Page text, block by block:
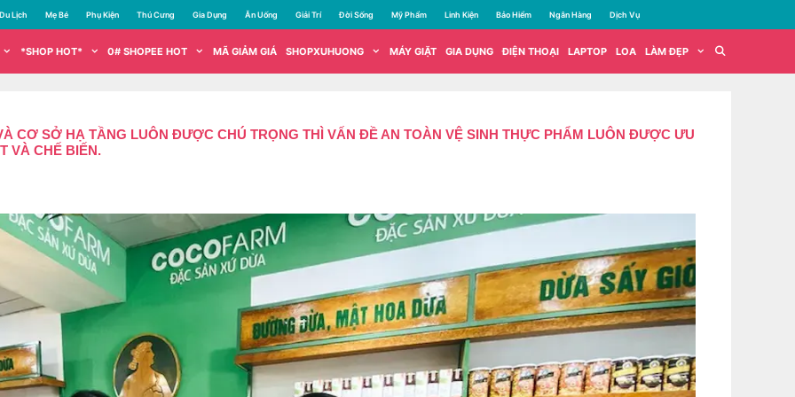
Du Lịch Mẹ Bé Phụ Kiện Thú Cưng Gia Dụng Ăn Uống Giải Trí Đời Sống Mỹ Phẩm Linh Kiện Bảo Hiểm Ngân Hàng Dịch Vụ
*SHOP HOT* 0# SHOPEE HOT MÃ GIẢM GIÁ SHOPXUHUONG MÁY GIẶT GIA DỤNG ĐIỆN THOẠI LAPTOP LOA LÀM ĐẸP
CƠ SỞ HẠ TẦNG LUÔN ĐƯỢC CHÚ TRỌNG THÌ VẤN ĐỀ AN TOÀN VỆ SINH THỰC PHẨM LUÔN ĐƯỢC ƯU
VÀ CHẾ BIẾN.